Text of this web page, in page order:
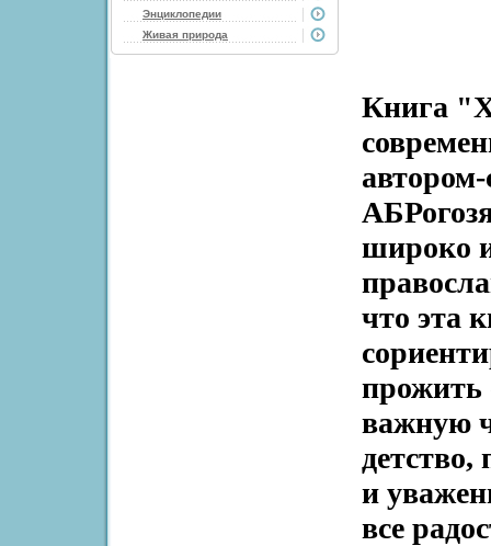
Энциклопедии
Живая природа
Книга
широко
что эта
прожить
важную
и
все